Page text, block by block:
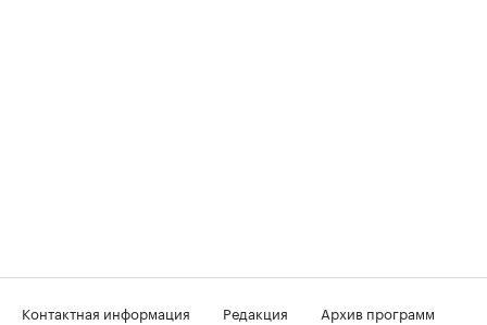
Контактная информация Редакция
Архив программ